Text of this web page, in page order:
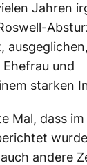
Jahren
und
starken
Mal, dass
andere